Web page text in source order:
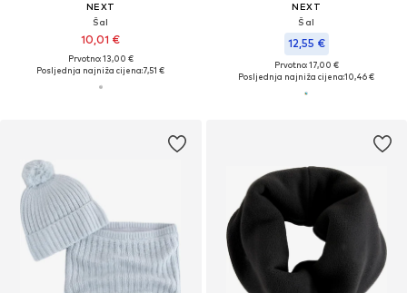
NEXT
Šal
10,01 €
Prvotno: 13,00 €
Posljednja najniža cijena:7,51 €
NEXT
Šal
12,55 €
Prvotno: 17,00 €
Posljednja najniža cijena:10,46 €